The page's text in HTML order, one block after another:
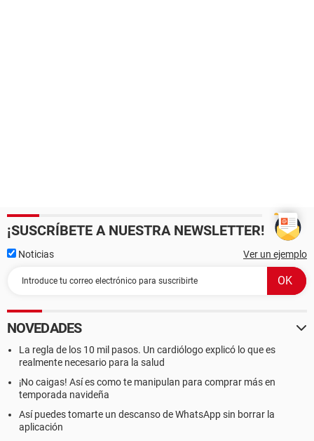
¡SUSCRÍBETE A NUESTRA NEWSLETTER!
Noticias Ver un ejemplo
NOVEDADES
La regla de los 10 mil pasos. Un cardiólogo explicó lo que es
realmente necesario para la salud
¡No caigas! Así es como te manipulan para comprar más en
temporada navideña
Así puedes tomarte un descanso de WhatsApp sin borrar la
aplicación